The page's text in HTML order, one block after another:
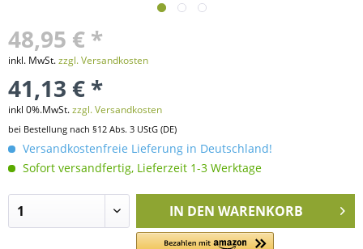
48,95 € *
inkl. MwSt.zzgl. Versandkosten
41,13 € *
inkl 0%.MwSt.zzgl. Versandkosten
bei Bestellung nach §12 Abs. 3 UStG (DE)
Versandkostenfreie Lieferung in Deutschland!
Sofort versandfertig, Lieferzeit 1-3 Werktage
IN DEN WARENKORB